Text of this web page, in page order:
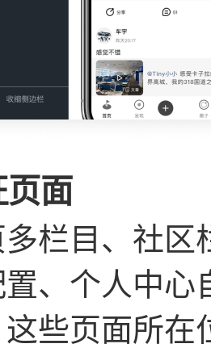
页面
栏目、社区
、个人中心
些页面所在